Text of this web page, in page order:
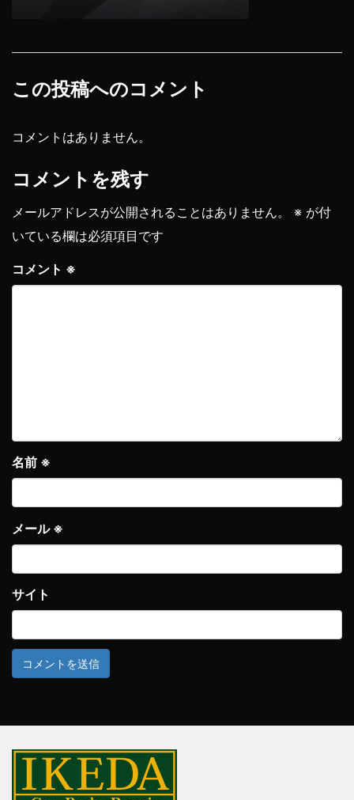
この投稿へのコメント
コメントはありません。
コメントを残す
メールアドレスが公開されることはありません。 ※ が付
いている欄は必須項目です
コメント ※
名前 ※
メール ※
サイト